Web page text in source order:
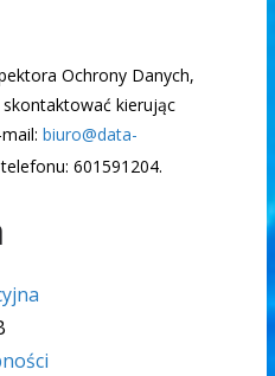
Ochrony Danych,
kierując
biuro@data-
601591204.